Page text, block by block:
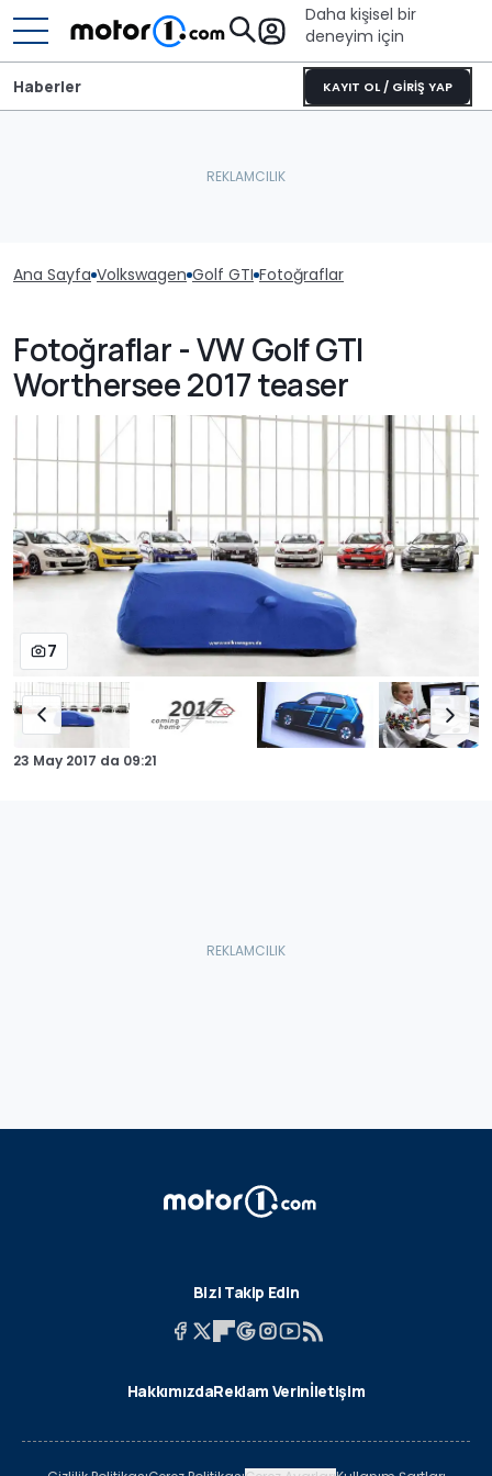
Daha kişisel bir
deneyim için
KAYIT OL / GİRİŞ YAP
Haberler
Ana Sayfa Volkswagen Golf GTI Fotoğraflar
Fotoğraflar - VW Golf GTI
Worthersee 2017 teaser
7
23 May 2017 da 09:21
Bizi Takip Edin
HakkımızdaReklam Verinİletişim